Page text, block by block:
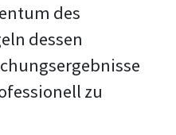
des
dessen
zu